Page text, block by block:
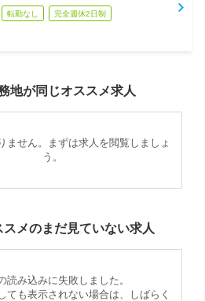
転勤なし 完全週休2日制
地が同じオススメ求人
ません。まずは求人を閲覧しましょ
う。
メのまだ見ていない求人
読み込みに失敗しました。
ても表示されない場合は、しばらく